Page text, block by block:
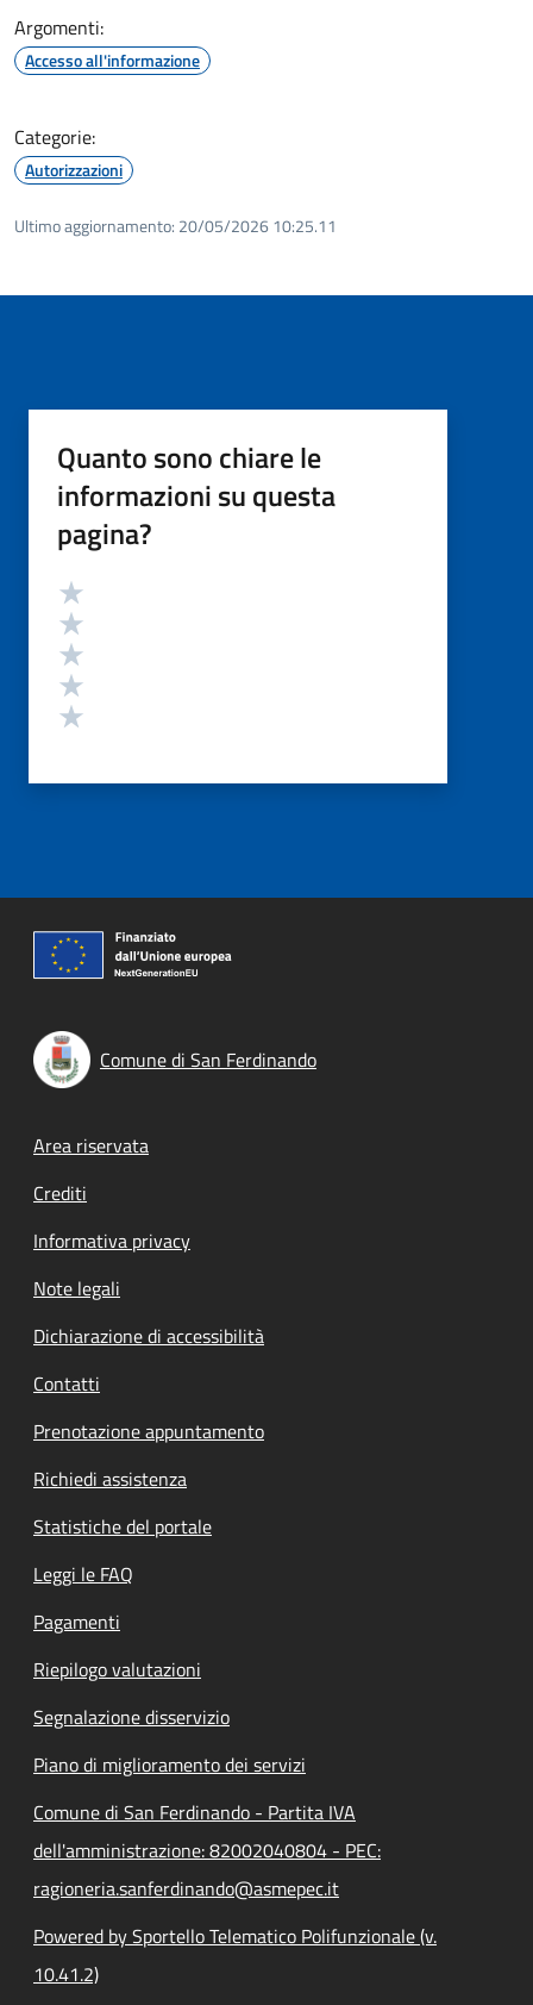
Argomenti:
Accesso all'informazione
Categorie:
Autorizzazioni
Ultimo aggiornamento: 20/05/2026 10:25.11
Quanto sono chiare le
informazioni su questa
pagina?
Valutazione
Comune di San Ferdinando
Footer menu
Area riservata
Crediti
Informativa privacy
Note legali
Dichiarazione di accessibilità
Contatti
Prenotazione appuntamento
Richiedi assistenza
Statistiche del portale
Leggi le FAQ
Pagamenti
Riepilogo valutazioni
Segnalazione disservizio
Piano di miglioramento dei servizi
Comune di San Ferdinando - Partita IVA
dell'amministrazione: 82002040804 - PEC:
ragioneria.sanferdinando@asmepec.it
Powered by Sportello Telematico Polifunzionale (v.
10.41.2)